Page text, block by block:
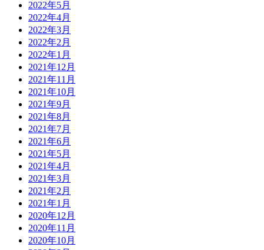
2022年5月
2022年4月
2022年3月
2022年2月
2022年1月
2021年12月
2021年11月
2021年10月
2021年9月
2021年8月
2021年7月
2021年6月
2021年5月
2021年4月
2021年3月
2021年2月
2021年1月
2020年12月
2020年11月
2020年10月